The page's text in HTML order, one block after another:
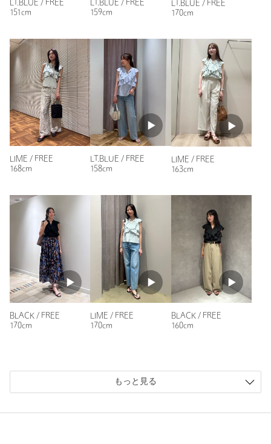
LT.BLUE / FREE
151cm
LT.BLUE / FREE
159cm
LT.BLUE / FREE
170cm
LIME / FREE
168cm
LT.BLUE / FREE
158cm
LIME / FREE
163cm
BLACK / FREE
170cm
LIME / FREE
170cm
BLACK / FREE
160cm
もっと見る